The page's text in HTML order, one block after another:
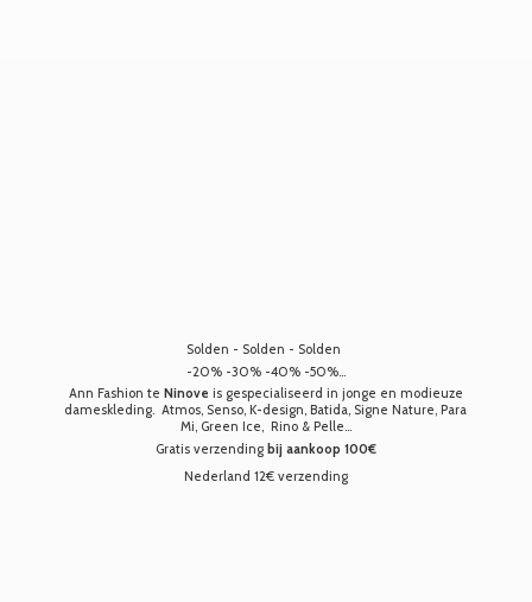
Solden - Solden - Solden
-20% -30% -40% -50%...
Ann Fashion te Ninove is gespecialiseerd in jonge en modieuze
dameskleding. Atmos, Senso, K-design, Batida, Signe Nature, Para
Mi, Green Ice, Rino & Pelle...
Gratis verzending bij aankoop 100€
Nederland 12€ verzending